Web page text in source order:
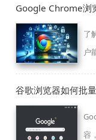
Google Chrome浏
了
户
谷歌浏览器如何批
容